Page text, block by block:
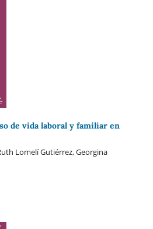
de vida laboral y familiar en
Lomelí Gutiérrez, Georgina